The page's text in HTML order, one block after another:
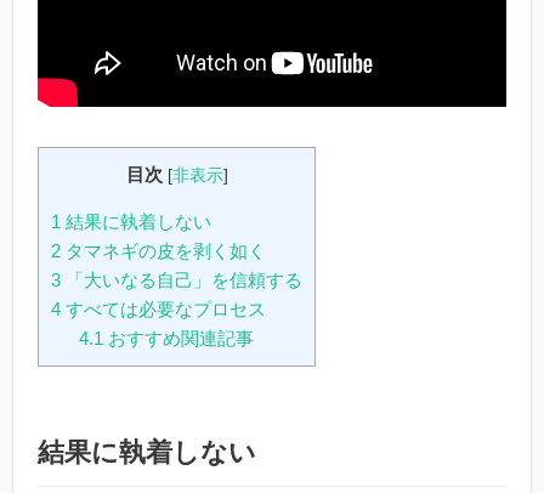
目次 [非表示]
1 結果に執着しない
2 タマネギの皮を剥く如く
3 「大いなる自己」を信頼する
4 すべては必要なプロセス
4.1 おすすめ関連記事
結果に執着しない